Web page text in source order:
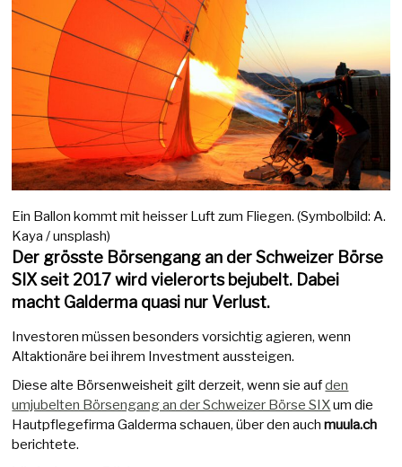
Ein Ballon kommt mit heisser Luft zum Fliegen. (Symbolbild: A.
Kaya / unsplash)
Der grösste Börsengang an der Schweizer Börse
SIX seit 2017 wird vielerorts bejubelt. Dabei
macht Galderma quasi nur Verlust.
Investoren müssen besonders vorsichtig agieren, wenn
Altaktionäre bei ihrem Investment aussteigen.
Diese alte Börsenweisheit gilt derzeit, wenn sie aufden
umjubelten Börsengang an der Schweizer Börse SIXum die
Hautpflegefirma Galderma schauen, über den auchmuula.ch
berichtete.